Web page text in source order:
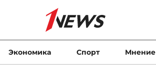
Экономика Спорт Мнение